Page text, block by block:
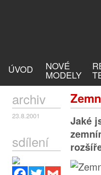
ÚVOD NOVÉ
MODELY
archiv
23.8.2001
sdílení
Facebook
Twitter
Gmail
Jaké